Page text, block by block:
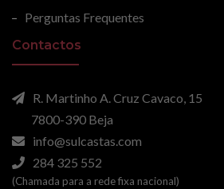
Perguntas Frequentes
Contactos
R. Martinho A. Cruz Cavaco, 15
7800-390 Beja
info@sulcastas.com
284 325 552
(Chamada para a rede fixa nacional)